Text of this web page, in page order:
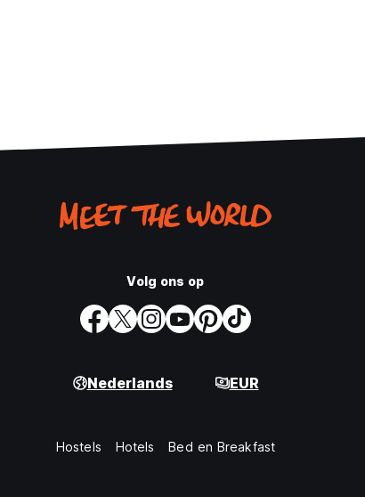
Volg ons op
Nederlands EUR
Hostels Hotels Bed en Breakfast